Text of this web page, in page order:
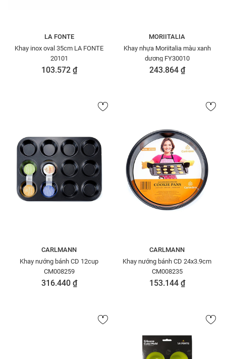
LA FONTE
Khay inox oval 35cm LA FONTE
20101
103.572 ₫
MORIITALIA
Khay nhựa Moriitalia màu xanh
dương FY30010
243.864 ₫
CARLMANN
Khay nướng bánh CD 12cup
CM008259
316.440 ₫
CARLMANN
Khay nướng bánh CD 24x3.9cm
CM008235
153.144 ₫